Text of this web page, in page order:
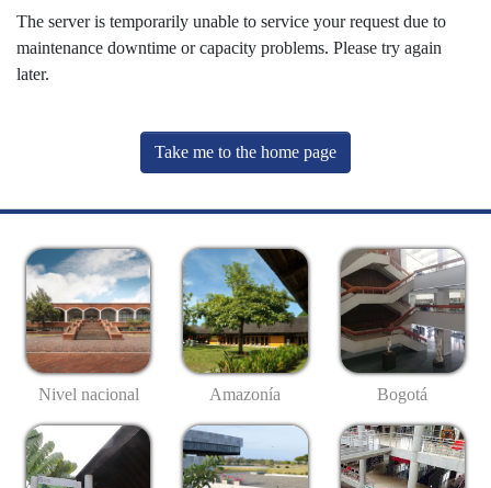
The server is temporarily unable to service your request due to
maintenance downtime or capacity problems. Please try again
later.
Take me to the home page
Nivel nacional Amazonía Bogotá